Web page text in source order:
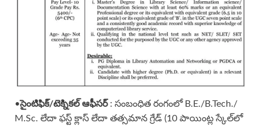
•సైంటిఫిక్/టెక్నికల్ ఆఫీసర్ : సంబంధిత రంగంలో B.E./B.Tech./
M.Sc. లేదా ఫస్ట్ క్లాస్ లేదా తత్సమాన గ్రేడ్ (10 పాయింట్ల స్కేల్‌లో